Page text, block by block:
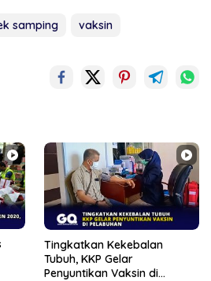
samping vaksin
Tingkatkan Kekebalan
Tubuh, KKP Gelar
Penyuntikan Vaksin di